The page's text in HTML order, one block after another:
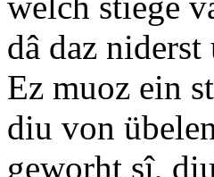
dâ daz niderst
Ez muoz ein
diu von
geworht sî,